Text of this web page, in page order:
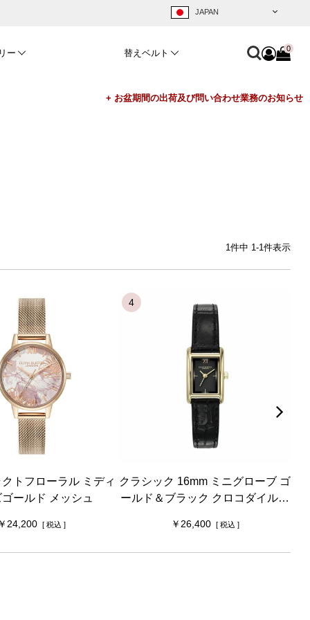
ー 替えベルト 0
1件中 1-1件表示
トフローラル ミディ
ゴールド メッシュ
24,200
クラシック 16mm ミニグローブ ゴ
ールド＆ブラック クロコダイルレ
26,400